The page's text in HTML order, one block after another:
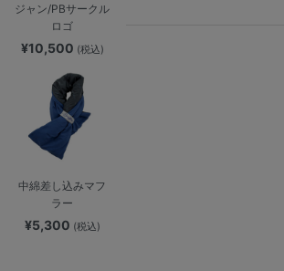
ジャン/PBサークル
ロゴ
¥10,500 (税込)
中綿差し込みマフ
ラー
¥5,300 (税込)